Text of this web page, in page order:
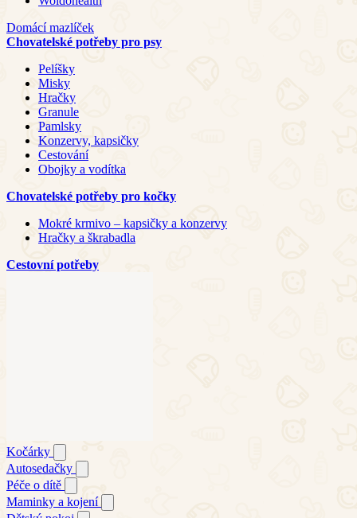
Domácí mazlíček
Chovatelské potřeby pro psy
Pelíšky
Misky
Hračky
Granule
Pamlsky
Konzervy, kapsičky
Cestování
Obojky a vodítka
Chovatelské potřeby pro kočky
Mokré krmivo – kapsičky a konzervy
Hračky a škrabadla
Cestovní potřeby
Kočárky
Autosedačky
Péče o dítě
Maminky a kojení